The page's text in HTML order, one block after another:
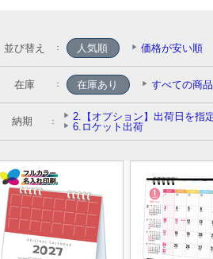
並び替え ： 人気順 価格が安い順
在庫 ：
納期 ：